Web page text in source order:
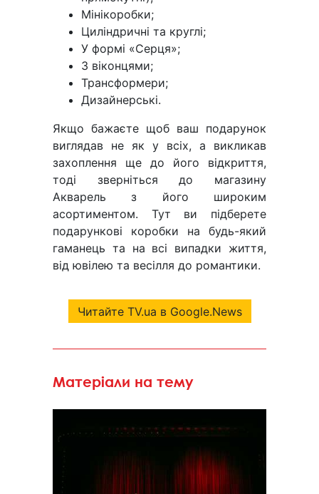
Мінікоробки;
Циліндричні та круглі;
У формі «Серця»;
З віконцями;
Трансформери;
Дизайнерські.
Якщо бажаєте щоб ваш подарунок
виглядав не як у всіх, а викликав
захоплення ще до його відкриття,
тоді зверніться до магазину
Акварель з його широким
асортиментом. Тут ви підберете
подарункові коробки на будь-який
гаманець та на всі випадки життя,
від ювілею та весілля до романтики.
Читайте TV.ua в Google.News
Матеріали на тему